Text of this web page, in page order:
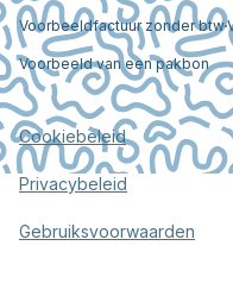
Voorbeeldfactuur zonder btw
Voorbeeld van een pakbon
Cookiebeleid
Privacybeleid
Gebruiksvoorwaarden